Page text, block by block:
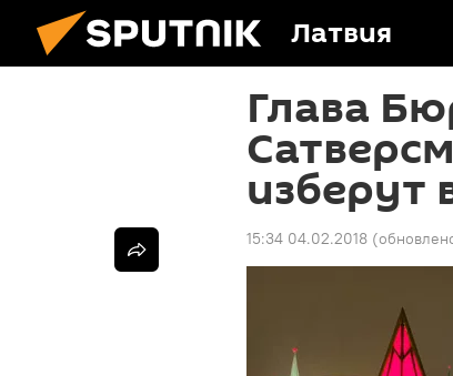
Латвия
Глава
изберут
15:34 04.02.2018